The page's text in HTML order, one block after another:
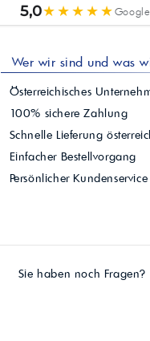
5,0★★★★★
Wer wir sind und was
Österreichisches
100% sichere Zahlung
Schnelle Lieferung
Einfacher Bestellvorgang
Persönlicher Kundenservice
Sie haben noch Fragen?